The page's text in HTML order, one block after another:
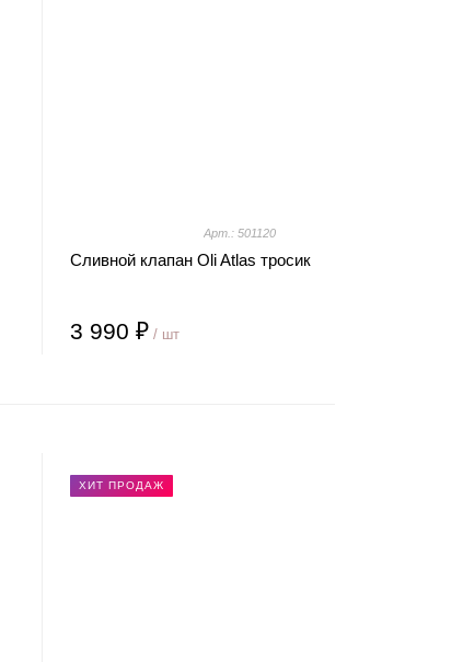
Арт.: 501120
Сливной клапан Oli Atlas тросик
3 990 ₽ / шт
ХИТ ПРОДАЖ